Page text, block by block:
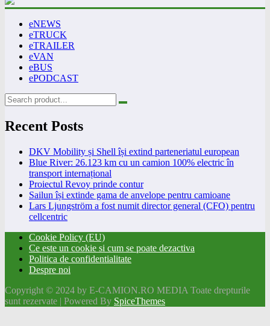
eNEWS
eTRUCK
eTRAILER
eVAN
eBUS
ePODCAST
Recent Posts
DKV Mobility și Shell își extind parteneriatul european
Blue River: 26.123 km cu un camion 100% electric în
transport internațional
Proiectul Revoy prinde contur
Sailun își extinde gama de anvelope pentru camioane
Lars Ljungström a fost numit director general (CFO) pentru
cellcentric
Cookie Policy (EU)
Ce este un cookie si cum se poate dezactiva
Politica de confidentialitate
Despre noi
Copyright © 2024 by E-CAMION.RO MEDIA Toate drepturile
sunt rezervate | Powered By SpiceThemes